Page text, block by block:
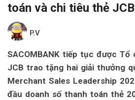
toán và chi tiêu thẻ
P.V
SACOMBANK tiếp tục được
JCB trao tặng hai giải thưởng
Merchant Sales Leadership
đầu doanh số thanh toán thẻ